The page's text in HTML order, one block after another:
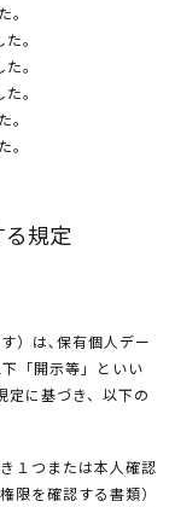
。
。
。
規定
）は､保有個人デー
「開示等」といい
定に基づき、以下の
１つまたは本人確認
限を確認する書類）